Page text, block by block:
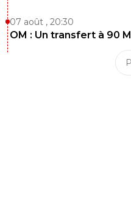
07 août , 20:30
OM : Un transfert à 90